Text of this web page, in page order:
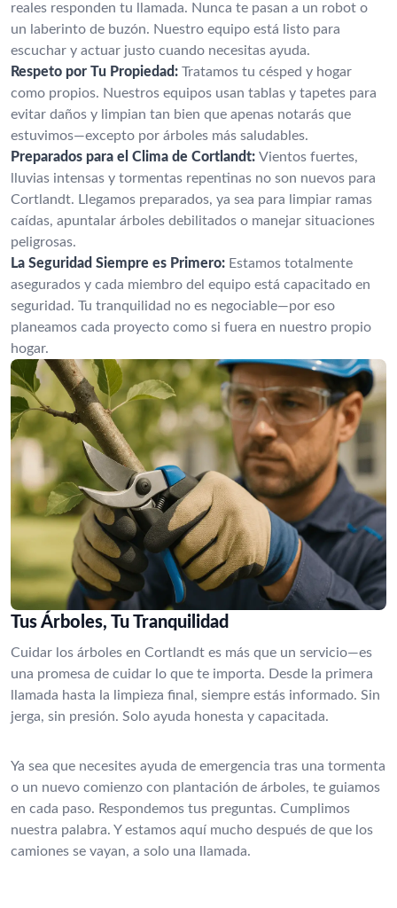
reales responden tu llamada. Nunca te pasan a un robot o
un laberinto de buzón. Nuestro equipo está listo para
escuchar y actuar justo cuando necesitas ayuda.
Respeto por Tu Propiedad: Tratamos tu césped y hogar
como propios. Nuestros equipos usan tablas y tapetes para
evitar daños y limpian tan bien que apenas notarás que
estuvimos—excepto por árboles más saludables.
Preparados para el Clima de Cortlandt: Vientos fuertes,
lluvias intensas y tormentas repentinas no son nuevos para
Cortlandt. Llegamos preparados, ya sea para limpiar ramas
caídas, apuntalar árboles debilitados o manejar situaciones
peligrosas.
La Seguridad Siempre es Primero: Estamos totalmente
asegurados y cada miembro del equipo está capacitado en
seguridad. Tu tranquilidad no es negociable—por eso
planeamos cada proyecto como si fuera en nuestro propio
hogar.
Tus Árboles, Tu Tranquilidad
Cuidar los árboles en Cortlandt es más que un servicio—es
una promesa de cuidar lo que te importa. Desde la primera
llamada hasta la limpieza final, siempre estás informado. Sin
jerga, sin presión. Solo ayuda honesta y capacitada.
Ya sea que necesites ayuda de emergencia tras una tormenta
o un nuevo comienzo con plantación de árboles, te guiamos
en cada paso. Respondemos tus preguntas. Cumplimos
nuestra palabra. Y estamos aquí mucho después de que los
camiones se vayan, a solo una llamada.